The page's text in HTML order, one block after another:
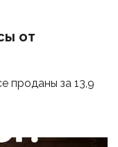
от
проданы за 13,9